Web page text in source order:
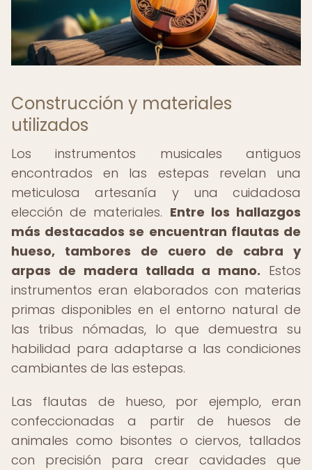
Construcción y materiales
utilizados
Los instrumentos musicales antiguos
encontrados en las estepas revelan una
meticulosa artesanía y una cuidadosa
elección de materiales. Entre los hallazgos
más destacados se encuentran flautas de
hueso, tambores de cuero de cabra y
arpas de madera tallada a mano. Estos
instrumentos eran elaborados con materias
primas disponibles en el entorno natural de
las tribus nómadas, lo que demuestra su
habilidad para adaptarse a las condiciones
cambiantes de las estepas.
Las flautas de hueso, por ejemplo, eran
confeccionadas a partir de huesos de
animales como bisontes o ciervos, tallados
con precisión para crear cavidades que